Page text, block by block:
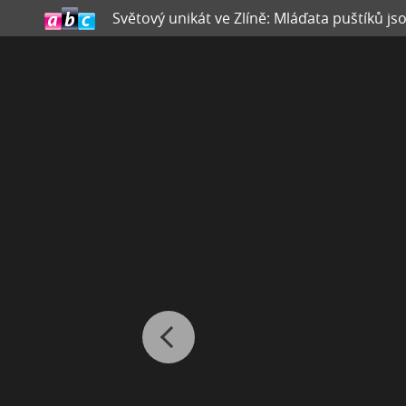
Světový unikát ve Zlíně: Mláďata puštíků